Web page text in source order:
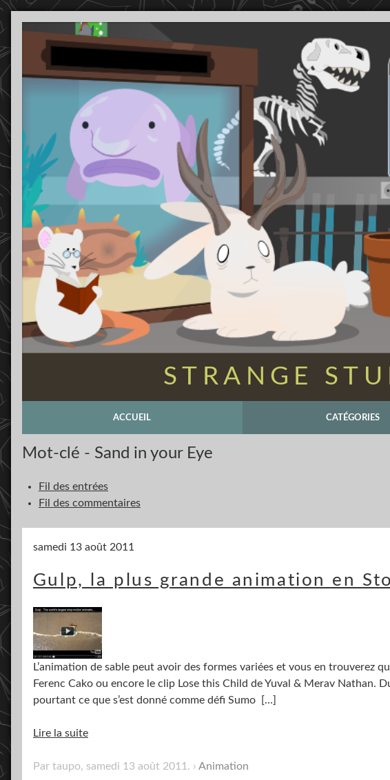
STRANGE
ACCUEIL CATÉGORIES
Mot-clé - Sand in your Eye
Fil des entrées
Fil des commentaires
samedi 13 août 2011
Gulp, la plus grande animation en
L’animation de sable peut avoir des formes variées et vous en trouverez
Ferenc Cako ou encore le clip Lose this Child de Yuval & Merav Nathan.
pourtant ce que s’est donné comme défi Sumo
[…]
Lire la suite
Par taupo, samedi 13 août 2011 . Animation